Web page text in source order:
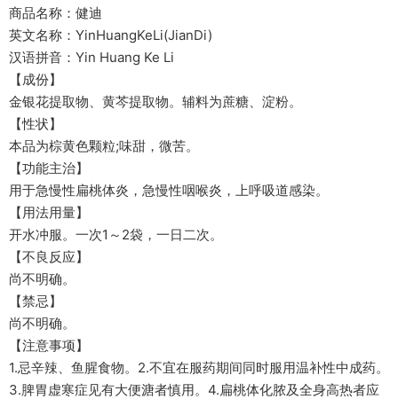
商品名称：健迪
英文名称：YinHuangKeLi(JianDi)
汉语拼音：Yin Huang Ke Li
【成份】
金银花提取物、黄芩提取物。辅料为蔗糖、淀粉。
【性状】
本品为棕黄色颗粒;味甜，微苦。
【功能主治】
用于急慢性扁桃体炎，急慢性咽喉炎，上呼吸道感染。
【用法用量】
开水冲服。一次1～2袋，一日二次。
【不良反应】
尚不明确。
【禁忌】
尚不明确。
【注意事项】
1.忌辛辣、鱼腥食物。2.不宜在服药期间同时服用温补性中成药。
3.脾胃虚寒症见有大便溏者慎用。4.扁桃体化脓及全身高热者应